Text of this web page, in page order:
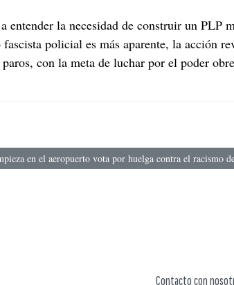
entender la necesidad de construir un PLP
policial es más aparente, la acción
con la meta de luchar por el poder
personal de limpieza en el aeropuerto vota por huelga
en el aeropuerto vota por huelga contra el racismo
Contacto con